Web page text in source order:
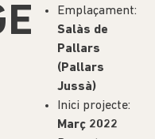
Emplaçament:
Salàs de
Pallars
(Pallars
Jussà)
Inici projecte:
Març 2022